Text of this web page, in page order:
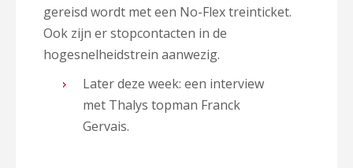
gereisd wordt met een No-Flex treinticket.
Ook zijn er stopcontacten in de
hogesnelheidstrein aanwezig.
Later deze week: een interview
met Thalys topman Franck
Gervais.